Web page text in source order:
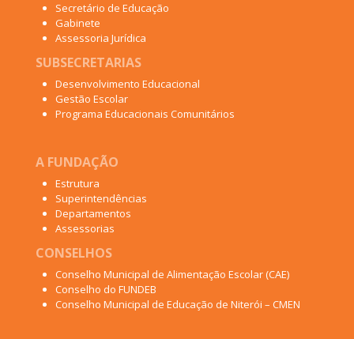
Secretário de Educação
Gabinete
Assessoria Jurídica
SUBSECRETARIAS
Desenvolvimento Educacional
Gestão Escolar
Programa Educacionais Comunitários
A FUNDAÇÃO
Estrutura
Superintendências
Departamentos
Assessorias
CONSELHOS
Conselho Municipal de Alimentação Escolar (CAE)
Conselho do FUNDEB
Conselho Municipal de Educação de Niterói – CMEN